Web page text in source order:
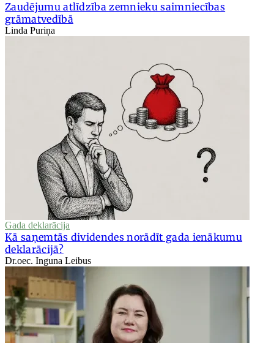
Zaudējumu atlīdzība zemnieku saimniecības
grāmatvedībā
Linda Puriņa
Gada deklarācija
Kā saņemtās dividendes norādīt gada ienākumu
deklarācijā?
Dr.oec. Inguna Leibus